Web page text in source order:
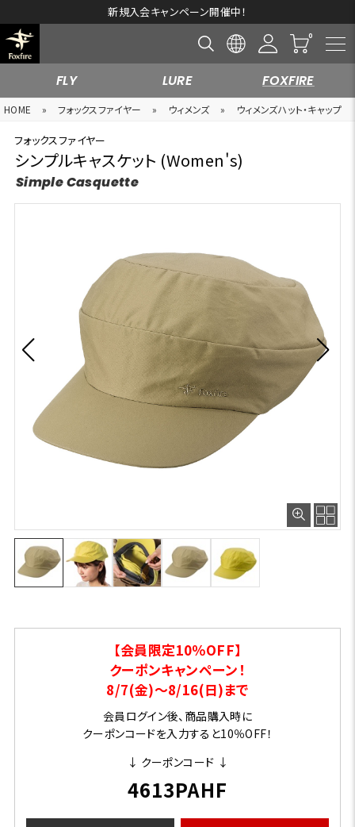
新規入会キャンペーン開催中！
FLY LURE FOXFIRE
HOME » フォックスファイヤー » ウィメンズ » ウィメンズハット・キャップ
フォックスファイヤー
シンプルキャスケット (Women's)
Simple Casquette
【会員限定10％OFF】
クーポンキャンペーン！
8/7(金)～8/16(日)まで
会員ログイン後、商品購入時に
クーポンコードを入力すると10％OFF！
↓ クーポンコード ↓
4613PAHF